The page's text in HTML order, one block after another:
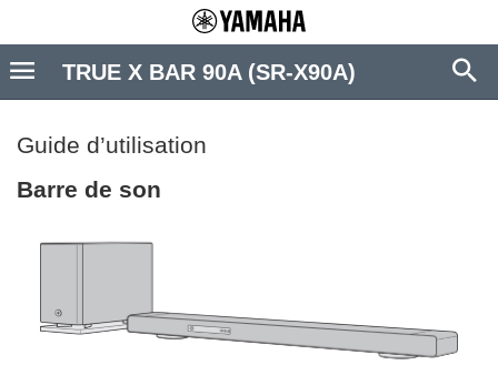
Guide d’utilisation
Barre de son
TRUE X BAR 90A (SR-X90A)